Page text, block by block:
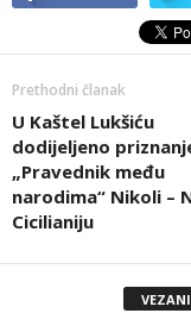
Prethodni članak
U Kaštel Lukšiću
dodijeljeno
„Pravednik među
narodima“ Nikoli –
Cicilianiju